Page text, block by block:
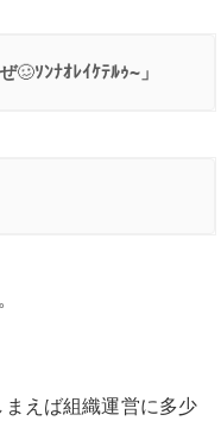
🥴ｿﾝﾅｵﾚｲｹﾃﾙｩ~ 」
えば組織運営に多少